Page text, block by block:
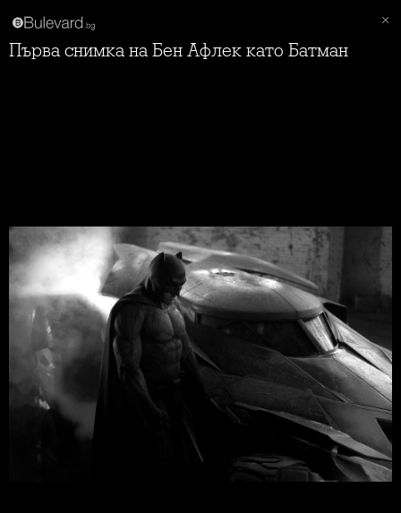
Първа снимка на Бен Афлек като Батман